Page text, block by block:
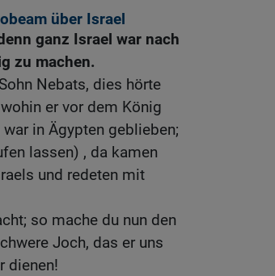
über Israel
ganz Israel war nach
zu machen.
Nebats, dies hörte
er vor dem König
in Ägypten geblieben;
lassen) , da kamen
und redeten mit
so mache du nun den
Joch, das er uns
dienen!